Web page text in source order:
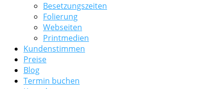
Besetzungszeiten
Folierung
Webseiten
Printmedien
Kundenstimmen
Preise
Blog
Termin buchen